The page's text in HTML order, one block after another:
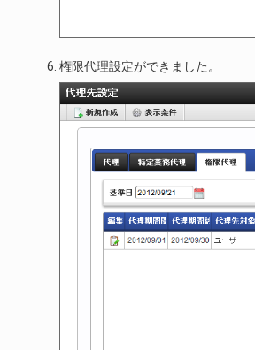
権限代理設定ができました。